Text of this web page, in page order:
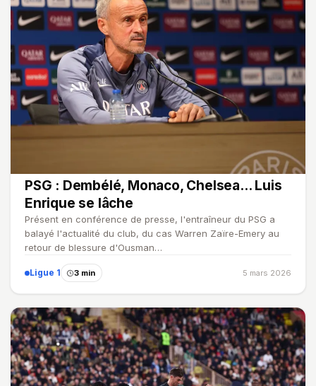
PSG : Dembélé, Monaco, Chelsea... Luis
Enrique se lâche
Présent en conférence de presse, l'entraîneur du PSG a
balayé l'actualité du club, du cas Warren Zaïre-Emery au
retour de blessure d'Ousman…
Ligue 1 3 min 5 mars 2026